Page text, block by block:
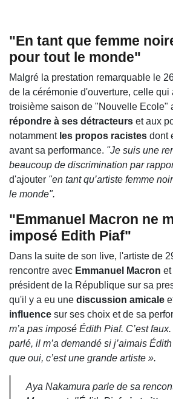
"En tant que femme
pour tout le monde"
Malgré la prestation remarquable le
de la cérémonie d'ouverture, celle qui
troisième saison de "Nouvelle Ecole"
répondre à ses détracteurs et aux
notamment les propos racistes dont
avant sa performance. "Je suis une
beaucoup de discrimination par
d'ajouter "en tant qu’artiste femme
le monde".
"Emmanuel Macron ne
imposé Edith Piaf"
Dans la suite de son live, l'artiste de
rencontre avec Emmanuel Macron
président de la République sur sa
qu'il y a eu une discussion amicale
influence sur ses choix et de sa
m’a pas imposé Édith Piaf. C’est
parlé, il m’a demandé si j’aimais
que oui, c’est une grande artiste ».
Aya Nakamura parle de sa